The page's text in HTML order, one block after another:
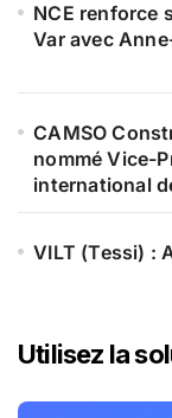
NCE renforce
Var avec
CAMSO
nommé Vice-
international
VILT (Tessi) :
Utilisez la